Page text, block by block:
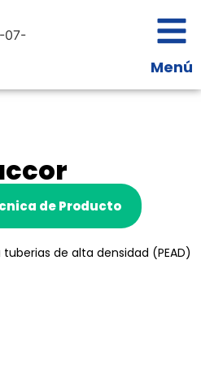
Menú
de Producto
de alta densidad (PEAD)